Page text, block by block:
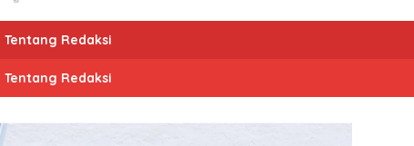
Tentang Redaksi
Tentang Redaksi